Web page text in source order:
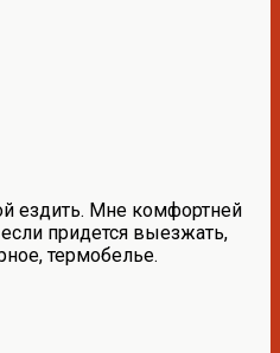
ездить. Мне комфортней
придется выезжать,
термобелье.